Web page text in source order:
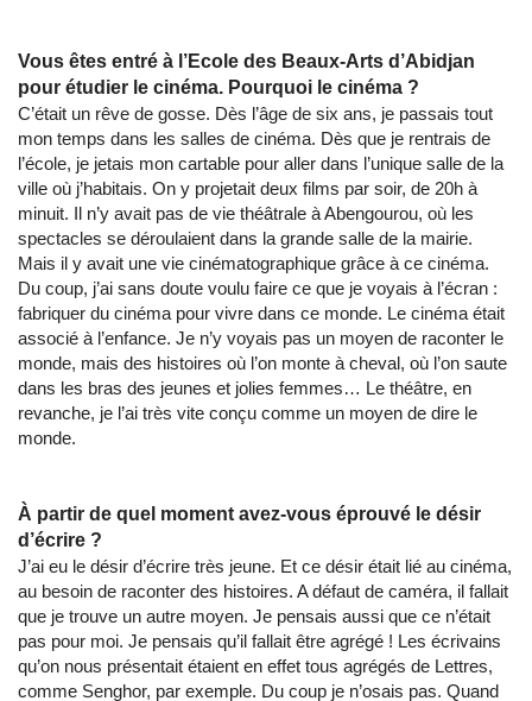
Vous êtes entré à l’Ecole des Beaux-Arts d’Abidjan
pour étudier le cinéma. Pourquoi le cinéma ?
C’était un rêve de gosse. Dès l’âge de six ans, je passais tout
mon temps dans les salles de cinéma. Dès que je rentrais de
l’école, je jetais mon cartable pour aller dans l’unique salle de la
ville où j’habitais. On y projetait deux films par soir, de 20h à
minuit. Il n’y avait pas de vie théâtrale à Abengourou, où les
spectacles se déroulaient dans la grande salle de la mairie.
Mais il y avait une vie cinématographique grâce à ce cinéma.
Du coup, j’ai sans doute voulu faire ce que je voyais à l’écran :
fabriquer du cinéma pour vivre dans ce monde. Le cinéma était
associé à l’enfance. Je n’y voyais pas un moyen de raconter le
monde, mais des histoires où l’on monte à cheval, où l’on saute
dans les bras des jeunes et jolies femmes… Le théâtre, en
revanche, je l’ai très vite conçu comme un moyen de dire le
monde.
À partir de quel moment avez-vous éprouvé le désir
d’écrire ?
J’ai eu le désir d’écrire très jeune. Et ce désir était lié au cinéma,
au besoin de raconter des histoires. A défaut de caméra, il fallait
que je trouve un autre moyen. Je pensais aussi que ce n’était
pas pour moi. Je pensais qu’il fallait être agrégé ! Les écrivains
qu’on nous présentait étaient en effet tous agrégés de Lettres,
comme Senghor, par exemple. Du coup je n’osais pas. Quand